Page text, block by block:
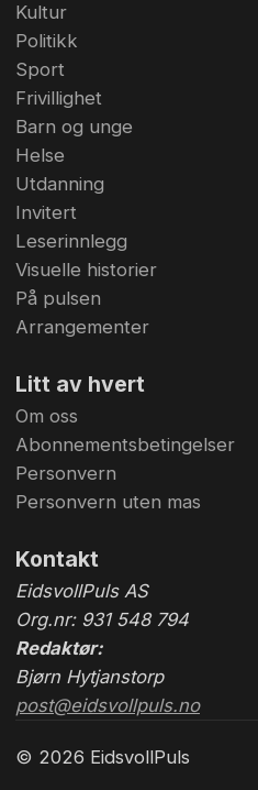
Kultur
Politikk
Sport
Frivillighet
Barn og unge
Helse
Utdanning
Invitert
Leserinnlegg
Visuelle historier
På pulsen
Arrangementer
Litt av hvert
Om oss
Abonnementsbetingelser
Personvern
Personvern uten mas
Kontakt
EidsvollPuls AS
Org.nr: 931 548 794
Redaktør:
Bjørn Hytjanstorp
post@eidsvollpuls.no
© 2026 EidsvollPuls